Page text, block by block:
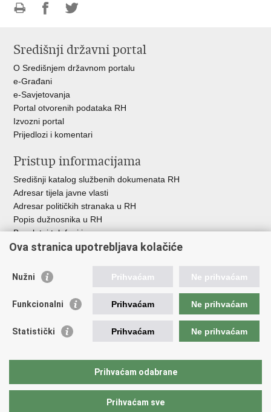
FacebookuTwitteru
Središnji državni portal
O Središnjem državnom portalu
e-Građani
e-Savjetovanja
Portal otvorenih podataka RH
Izvozni portal
Prijedlozi i komentari
Pristup informacijama
Središnji katalog službenih dokumenata RH
Adresar tijela javne vlasti
Adresar političkih stranaka u RH
Popis dužnosnika u RH
Besplatni telefoni javne uprave
Pozivi za žurnu pomoć
Važne poveznice
Pučka pravobraniteljica
Pravobraniteljica za osobe s invaliditetom
Europski institut za ravnopravnost spolova
Državni zavod za statistiku
Ova stranica upotrebljava kolačiće
Nužni Prihvaćam Ne prihvaćam
Funkcionalni Prihvaćam Ne prihvaćam
Statistički Prihvaćam Ne prihvaćam
Prihvaćam odabrane
Prihvaćam sve